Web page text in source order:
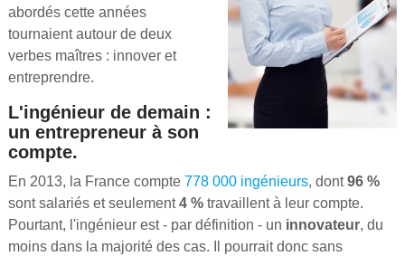
abordés cette années
tournaient autour de deux
verbes maîtres : innover et
entreprendre.
L'ingénieur de demain :
un entrepreneur à son
compte.
En 2013, la France compte 778 000 ingénieurs, dont96 %
sont salariés et seulement4 %travaillent à leur compte.
Pourtant, l'ingénieur est - par définition - un innovateur, du
moins dans la majorité des cas. Il pourrait donc sans